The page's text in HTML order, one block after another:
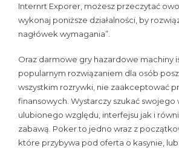
Internrt Exporer, możesz przeczytać
wykonaj poniższe działalności, by
nagłówek wymagania”.
Oraz darmowe gry hazardowe machiny
popularnym rozwiązaniem dla osób
wszystkim rozrywki, nie zaakceptować
finansowych. Wystarczy szukać swojego
ulubionego względu, interfejsu jak i
zabawą. Poker to jedno wraz z
które przybywa pod oferta o kasynie,